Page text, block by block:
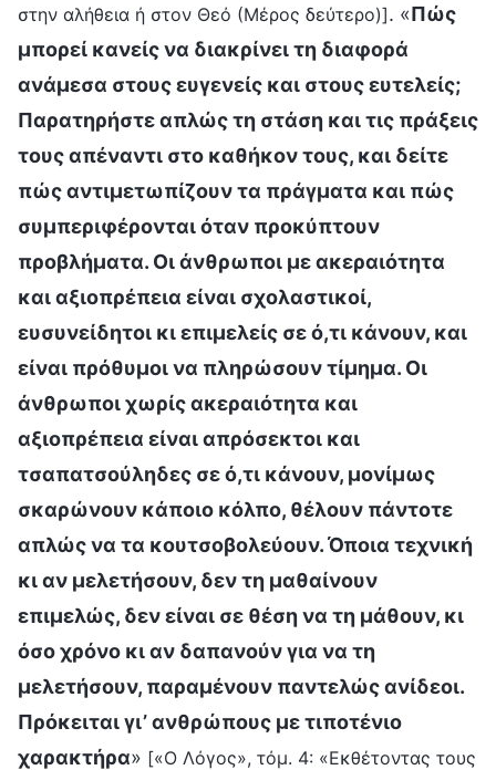
στην αλήθεια ή στον Θεό (Μέρος δεύτερο)]. «Πώς
μπορεί κανείς να διακρίνει τη διαφορά
ανάμεσα στους ευγενείς και στους ευτελείς;
Παρατηρήστε απλώς τη στάση και τις πράξεις
τους απέναντι στο καθήκον τους, και δείτε
πώς αντιμετωπίζουν τα πράγματα και πώς
συμπεριφέρονται όταν προκύπτουν
προβλήματα. Οι άνθρωποι με ακεραιότητα
και αξιοπρέπεια είναι σχολαστικοί,
ευσυνείδητοι κι επιμελείς σε ό,τι κάνουν, και
είναι πρόθυμοι να πληρώσουν τίμημα. Οι
άνθρωποι χωρίς ακεραιότητα και
αξιοπρέπεια είναι απρόσεκτοι και
τσαπατσούληδες σε ό,τι κάνουν, μονίμως
σκαρώνουν κάποιο κόλπο, θέλουν πάντοτε
απλώς να τα κουτσοβολεύουν. Όποια τεχνική
κι αν μελετήσουν, δεν τη μαθαίνουν
επιμελώς, δεν είναι σε θέση να τη μάθουν, κι
όσο χρόνο κι αν δαπανούν για να τη
μελετήσουν, παραμένουν παντελώς ανίδεοι.
Πρόκειται γι’ ανθρώπους με τιποτένιο
χαρακτήρα» [«Ο Λόγος», τόμ. 4: «Εκθέτοντας τους